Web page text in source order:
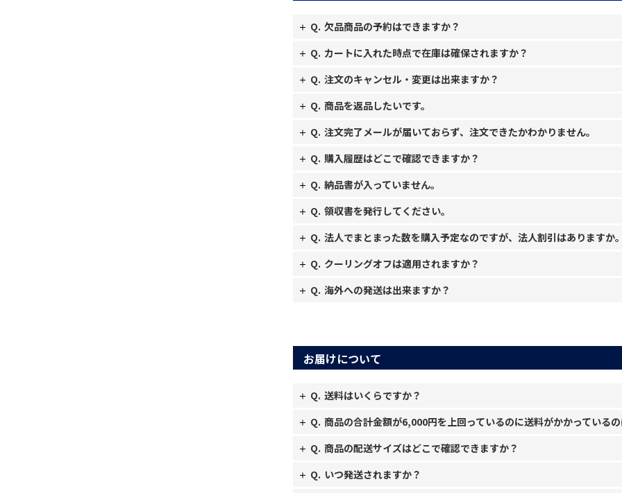
欠品商品の予約はできますか？
カートに入れた時点で在庫は確保されますか？
注文のキャンセル・変更は出来ますか？
商品を返品したいです。
注文完了メールが届いておらず、注文できたかわかりません。
購入履歴はどこで確認できますか？
納品書が入っていません。
領収書を発行してください。
GMO後払い・代金引換 領収証ご希望の方はこちら ＞
ご利用ガイド 領収証についてはこちら＞
法人でまとまった数を購入予定なのですが、法人割引はありますか
クーリングオフは適用されますか？
海外への発送は出来ますか？
お届けについて
送料はいくらですか？
商品の合計金額が6,000円を上回っているのに送料がかかっている
商品の配送サイズはどこで確認できますか？
いつ発送されますか？